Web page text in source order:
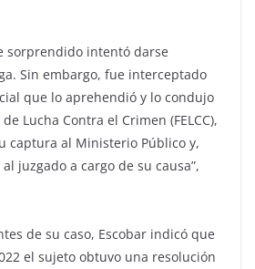
sorprendido intentó darse
Sin embargo, fue interceptado
que lo aprehendió y lo condujo
Lucha Contra el Crimen (FELCC),
captura al Ministerio Público y,
juzgado a cargo de su causa”,
de su caso, Escobar indicó que
el sujeto obtuvo una resolución